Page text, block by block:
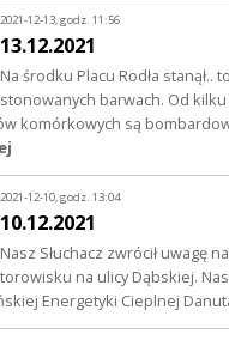
2021-12-13, godz. 11:56
13.12.2021
Na środku Placu Rodła stanął..
stonowanych barwach. Od
komórkowych są
2021-12-10, godz. 13:04
10.12.2021
Nasz Słuchacz zwrócił uwagę
torowisku na ulicy Dąbskiej.
Energetyki Cieplnej